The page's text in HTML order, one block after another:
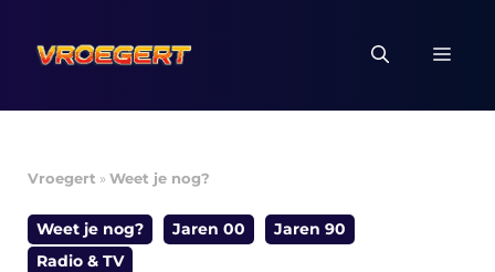
naar
inhoud
Vroegert »Weet je nog?
Weet je nog? Jaren 00
Jaren 90
Radio & TV